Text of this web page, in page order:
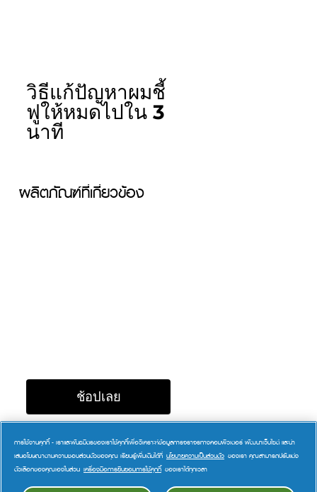
วิธีแก้ปัญหาผมชี้
ฟูให้หมดไปใน 3
นาที
ผลิตภัณฑ์ที่เกี่ยวข้อง
ช้อปเลย
แพนทีน โปร-วิตามิน สูตร
บำรุงผมดัดและทำสี ครีม
นวดผม
การใช้งานคุกกี้ - เราและพันธมิตรของเราใช้คุกกี้เพื่อวิเคราะห์ข้อมูลการจราจรทางคอมพิวเตอร์ พัฒนาเว็บไซต์ และนำ
เสนอโฆษณาตามความชอบส่วนตัวของคุณ เรียนรู้เพิ่มเติมได้ที่ นโยบายความเป็นส่วนตัว ของเรา คุณสามารถปรับแต่ง
ตัวเลือกของคุณเองในส่วน เครื่องมือการยินยอมการใช้คุกกี้ ของเราได้ทุกเวลา